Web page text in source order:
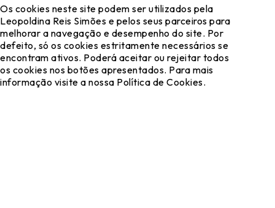
Os cookies neste site podem ser utilizados pela
Leopoldina Reis Simões e pelos seus parceiros para
melhorar a navegação e desempenho do site. Por
defeito, só os cookies estritamente necessários se
encontram ativos. Poderá aceitar ou rejeitar todos
os cookies nos botões apresentados. Para mais
informação visite a nossa Política de Cookies.